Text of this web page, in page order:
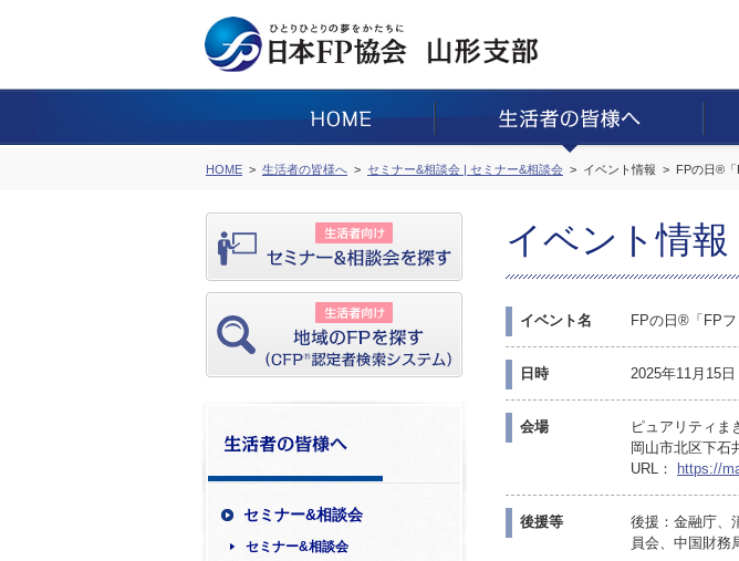
HOME 生活者の皆様へ セミナー&相談会 | セミナー&相談会 イベント情報 FPの日®「
セミナー&相談会
セミナー&相談会
イベント情報
イベント名 FPの日®「FPフ
日時 2025年11月15
会場
ピュアリティま
岡山市北区下石
URL：
https://
後援等
後援：金融庁、
員会、中国財務